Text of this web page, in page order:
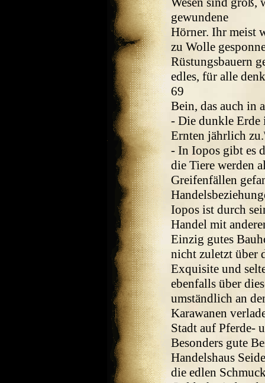
gewundene
Hörner. Ihr meist
zu Wolle
Rüstungsbauern
edles, für alle
69
Bein, das auch in
- Die dunkle Erde
Ernten jährlich
- In Iopos gibt es
die Tiere werden
Greifenfällen
Iopos ist durch
Handel mit
Einzig gutes
nicht zuletzt über
Exquisite und
ebenfalls über
umständlich an
Karawanen
Stadt auf Pferde-
Besonders gute
Handelshaus
die edlen